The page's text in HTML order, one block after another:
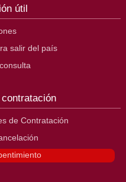
útil
salir del país
de Contratación